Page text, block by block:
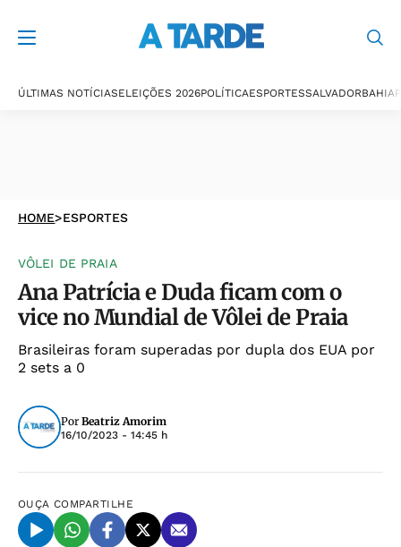
ÚLTIMAS NOTÍCIASELEIÇÕES 2026POLÍTICAESPORTESSALVADORBAHIA
HOME>ESPORTES
VÔLEI DE PRAIA
Ana Patrícia e Duda ficam com o
vice no Mundial de Vôlei de Praia
Brasileiras foram superadas por dupla dos EUA por
2 sets a 0
Por Beatriz Amorim
16/10/2023 - 14:45 h
OUÇA COMPARTILHE